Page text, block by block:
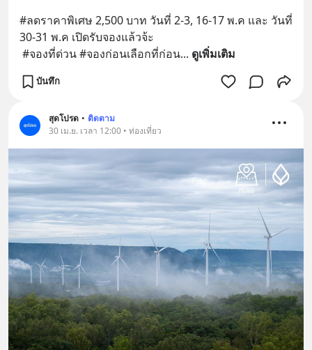
#ลดราคาพิเศษ 2,500 บาท วันที่ 2-3, 16-17 พ.ค และ วันที่
30-31 พ.ค เปิดรับจองแล้วจ้ะ
#จองที่ด่วน #จองก่อนเลือกที่ก่อน... ดูเพิ่มเติม
บันทึก
สุดโปรด • ติดตาม
30 เม.ย. เวลา 12:00 • ท่องเที่ยว